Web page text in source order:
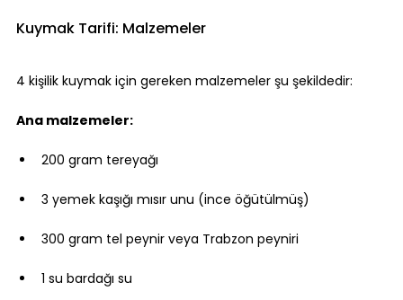
Kuymak Tarifi: Malzemeler
4 kişilik kuymak için gereken malzemeler şu şekildedir:
Ana malzemeler:
200 gram tereyağı
3 yemek kaşığı mısır unu (ince öğütülmüş)
300 gram tel peynir veya Trabzon peyniri
1 su bardağı su